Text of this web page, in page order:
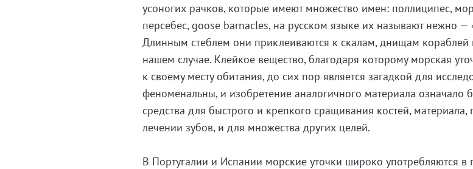
усоногих рачков, которые имеют множество имен: поллиципес,
персебес, goose barnacles, на русском языке их называют нежно —
Длинным стеблем они приклеиваются к скалам, днищам кораблей
нашем случае. Клейкое вещество, благодаря которому морская
к своему месту обитания, до сих пор является загадкой для
феноменальны, и изобретение аналогичного материала означало
средства для быстрого и крепкого сращивания костей,
лечении зубов, и для множества других целей.
В Португалии и Испании морские уточки широко употребляются в